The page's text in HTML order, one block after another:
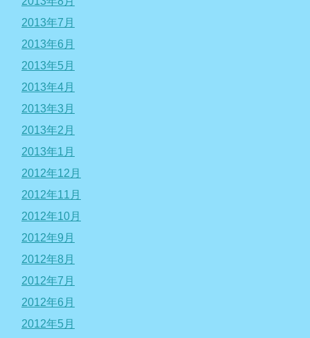
2013年7月
2013年6月
2013年5月
2013年4月
2013年3月
2013年2月
2013年1月
2012年12月
2012年11月
2012年10月
2012年9月
2012年8月
2012年7月
2012年6月
2012年5月